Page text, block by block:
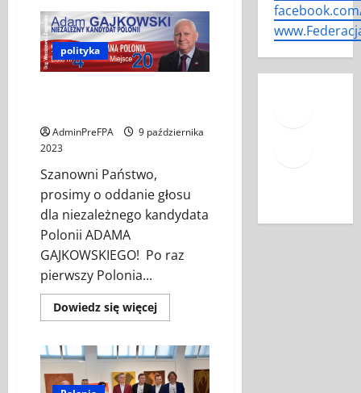
ADAM
GAJKOWSKI
–
REKOMENDACJE
POLONII
polityka
AdminPreFPA
9 października
2023
Szanowni Państwo,
prosimy o oddanie głosu
dla niezależnego kandydata
Polonii ADAMA
GAJKOWSKIEGO! Po raz
pierwszy Polonia...
Dowiedz się więcejDowiedz
się
ADAM
GAJKOWSKI
–
NIEZALEŻNY
Mail